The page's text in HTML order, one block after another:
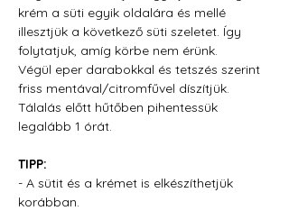
krém a süti egyik oldalára és mellé
illesztjük a következő süti szeletet. Így
folytatjuk, amíg körbe nem érünk.
Végül eper darabokkal és tetszés szerint
friss mentával/citromfűvel díszítjük.
Tálalás előtt hűtőben pihentessük
legalább 1 órát.
TIPP:
- A sütit és a krémet is elkészíthetjük
korábban.